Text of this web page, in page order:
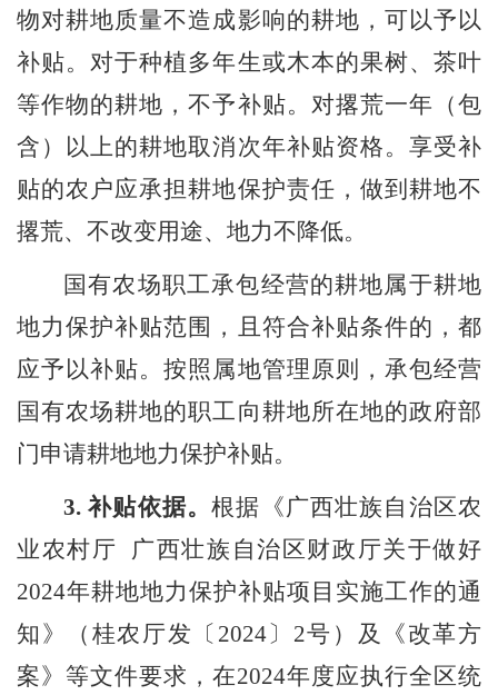
物对耕地质量不造成影响的耕地 ，可以予以
补贴。对于种植多年生或木本的果树、茶叶
等作物的耕地，不予补贴。 对撂荒一年 （包
含）
以上的耕地取消次年补贴资格。 享受补
贴的农户应承担耕地保护责任，做到耕地不
撂荒、不改变用途、地力不降低。
国有农场职工承包经营的耕地属于耕地
地力保护补贴范围，且符合补贴条件的，都
应予以补贴。按照属地管理原则，承包经营
国有农场耕地的职工向耕地所在地的政府部
门申请耕地地力保护补贴。
3.补贴依据。根据 《广西壮族自治区农
业农村厅
广西壮族自治区财政厅关于做好
2024年耕地地力保护补贴项目实施工作的通
知》（桂农厅发〔 2024〕 2号）及
《改革方
案》 等文件要求， 在2024年度应执行全区统